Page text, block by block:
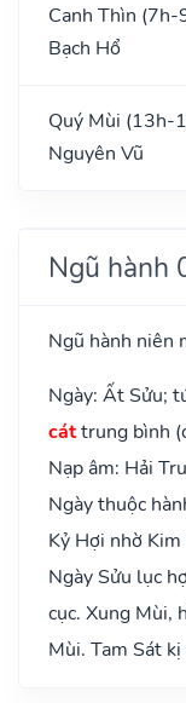
Canh Thìn (7h-
Bạch Hổ
Quý Mùi (13h-
Nguyên Vũ
Ngũ hành
Ngũ hành niên
Ngày: Ất Sửu;
cáttrung bình
Nạp âm: Hải
Ngày thuộc
Kỷ Hợi nhờ
Ngày Sửu lục
cục. Xung Mùi,
Mùi. Tam Sát